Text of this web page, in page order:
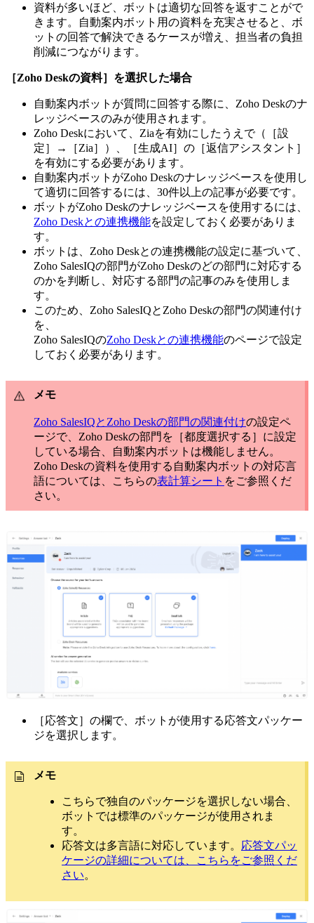
資料が多いほど、ボットは適切な回答を返すことがで
きます。自動案内ボット用の資料を充実させると、ボ
ットの回答で解決できるケースが増え、担当者の負担
削減につながります。
［Zoho Deskの資料］を選択した場合
自動案内ボットが質問に回答する際に、Zoho Deskのナ
レッジベースのみが使用されます。
Zoho Deskにおいて、Ziaを有効にしたうえで（［設
定］→［Zia］）、［生成AI］の［返信アシスタント］
を有効にする必要があります。
自動案内ボットがZoho Deskのナレッジベースを使用し
て適切に回答するには、30件以上の記事が必要です。
ボットがZoho Deskのナレッジベースを使用するには、
Zoho Deskとの連携機能を設定しておく必要がありま
す。
ボットは、Zoho Deskとの連携機能の設定に基づいて、
Zoho SalesIQの部門がZoho Deskのどの部門に対応する
のかを判断し、対応する部門の記事のみを使用しま
す。
このため、Zoho SalesIQとZoho Deskの部門の関連付け
を、
Zoho SalesIQのZoho Deskとの連携機能のページで設定
しておく必要があります。
メモ
Zoho SalesIQとZoho Deskの部門の関連付けの設定ペ
ージで、Zoho Deskの部門を［都度選択する］に設定
している場合、自動案内ボットは機能しません。
Zoho Deskの資料を使用する自動案内ボットの対応言
語については、こちらの表計算シート をご参照くだ
さい。
［応答文］の欄で、ボットが使用する応答文パッケー
ジを選択します。
メモ
こちらで独自のパッケージを選択しない場合、
ボットでは標準のパッケージが使用されま
す。
応答文は多言語に対応しています。 応答文パッ
ケージの詳細については、こちらをご参照くだ
さい。